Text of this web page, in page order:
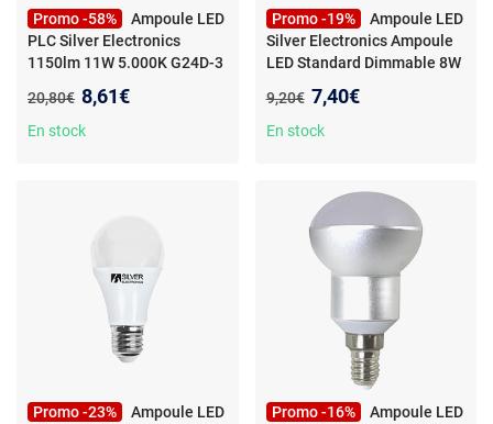
Promo -58%
Ampoule LED
PLC Silver Electronics
1150lm 11W 5.000K G24D-3
LED PLC Silver Electronics
1150lm 11W 5.000K G24D-3
Ancien prix :
20,80€ Nouveau prix :
8,61€
En stock
Promo -19%
Ampoule LED
Silver Electronics Ampoule
LED Standard Dimmable 8W
Silver Electronics Ampoule
LED Standard Dimmable 8W
Ancien prix :
9,20€ Nouveau prix :
7,40€
En stock
Promo -23%
Ampoule LED
Promo -16%
Ampoule LED